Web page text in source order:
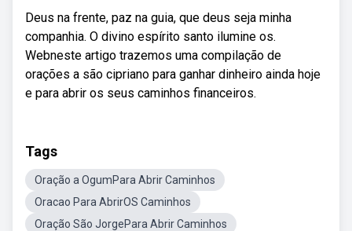
Deus na frente, paz na guia, que deus seja minha
companhia. O divino espírito santo ilumine os.
Webneste artigo trazemos uma compilação de
orações a são cipriano para ganhar dinheiro ainda hoje
e para abrir os seus caminhos financeiros.
Tags
Oração a OgumPara Abrir Caminhos
Oracao Para AbrirOS Caminhos
Oração São JorgePara Abrir Caminhos